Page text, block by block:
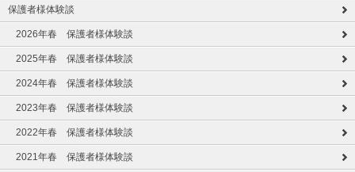
保護者様体験談
2026年春 保護者様体験談
2025年春 保護者様体験談
2024年春 保護者様体験談
2023年春 保護者様体験談
2022年春 保護者様体験談
2021年春 保護者様体験談